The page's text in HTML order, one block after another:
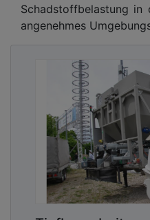
Schadstoffbelastung
angenehmes